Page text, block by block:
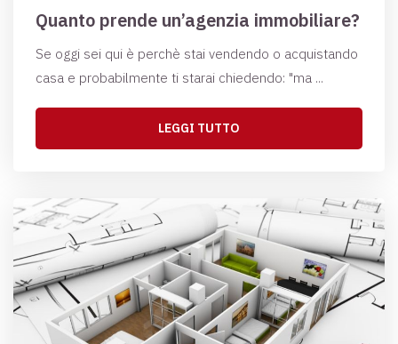
Quanto prende un’agenzia immobiliare?
Se oggi sei qui è perchè stai vendendo o acquistando
casa e probabilmente ti starai chiedendo: "ma ...
LEGGI TUTTO